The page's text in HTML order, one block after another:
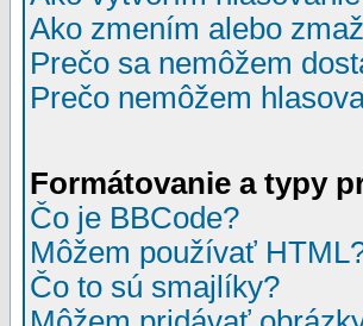
Ako zmením alebo
Prečo sa nemôžem
Prečo nemôžem
Formátovanie a typy
Čo je BBCode?
Môžem používať
Čo to sú smajlíky?